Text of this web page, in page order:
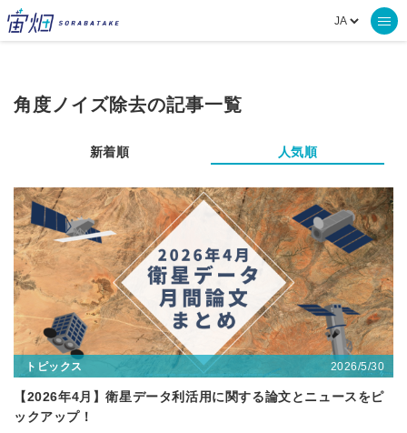
角度ノイズ除去の記事一覧
新着順 人気順
トピックス 2026/5/30
【2026年4月】衛星データ利活用に関する論文とニュースをピ
ックアップ！